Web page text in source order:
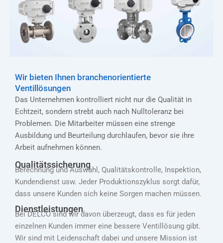
Wir bieten Ihnen branchenorientierte
Ventillösungen
Das Unternehmen kontrolliert nicht nur die Qualität in
Echtzeit, sondern strebt auch nach Nulltoleranz bei
Problemen. Die Mitarbeiter müssen eine strenge
Ausbildung und Beurteilung durchlaufen, bevor sie ihre
Arbeit aufnehmen können.
Qualitätssicherung
Berechnung und Auswahl, Qualitätskontrolle, Inspektion,
Kundendienst usw. Jeder Produktionszyklus sorgt dafür,
dass unsere Kunden sich keine Sorgen machen müssen.
Dienstleistungen
Bei DELCO sind wir davon überzeugt, dass es für jeden
einzelnen Kunden immer eine bessere Ventillösung gibt.
Wir sind mit Leidenschaft dabei und unsere Mission ist